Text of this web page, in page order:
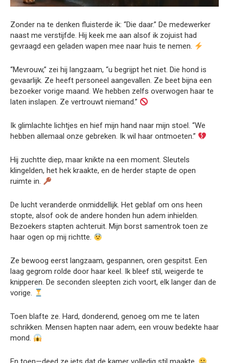
Zonder na te denken fluisterde ik: “Die daar.” De medewerker
naast me verstijfde. Hij keek me aan alsof ik zojuist had
gevraagd een geladen wapen mee naar huis te nemen.
“Mevrouw,” zei hij langzaam, “u begrijpt het niet. Die hond is
gevaarlijk. Ze heeft personeel aangevallen. Ze beet bijna een
bezoeker vorige maand. We hebben zelfs overwogen haar te
laten inslapen. Ze vertrouwt niemand.”
Ik glimlachte lichtjes en hief mijn hand naar mijn stoel. “We
hebben allemaal onze gebreken. Ik wil haar ontmoeten.”
Hij zuchtte diep, maar knikte na een moment. Sleutels
klingelden, het hek kraakte, en de herder stapte de open
ruimte in.
De lucht veranderde onmiddellijk. Het geblaf om ons heen
stopte, alsof ook de andere honden hun adem inhielden.
Bezoekers stapten achteruit. Mijn borst samentrok toen ze
haar ogen op mij richtte.
Ze bewoog eerst langzaam, gespannen, oren gespitst. Een
laag gegrom rolde door haar keel. Ik bleef stil, weigerde te
knipperen. De seconden sleepten zich voort, elk langer dan de
vorige.
Toen blafte ze. Hard, donderend, genoeg om me te laten
schrikken. Mensen hapten naar adem, een vrouw bedekte haar
mond.